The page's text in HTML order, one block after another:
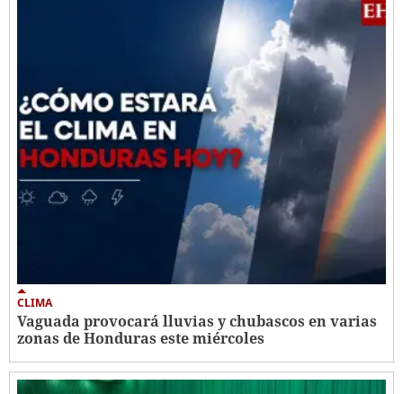
CLIMA
Vaguada provocará lluvias y chubascos en varias
zonas de Honduras este miércoles